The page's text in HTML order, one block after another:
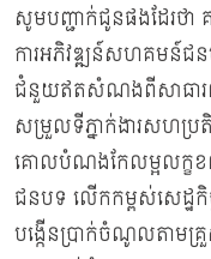
សូមបញ្ជាក់ជូនផងដែរថា
ការអភិវឌ្ឍន៍សហគមន៍ជន
ជំនួយឥតសំណងពីសាធារ
សម្រួលទីភា្នក់ងារសហប្រតិ
គោលបំណងកែលម្អលក្ខខ
ជនបទ លើកកម្ពស់សេដ្ឋ
បង្កើនប្រាក់ចំណូលតាមគ្